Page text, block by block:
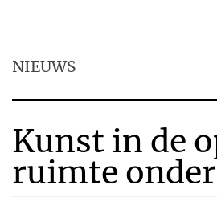
NIEUWS
Kunst in de
ruimte